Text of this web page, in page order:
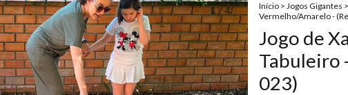
1/4 Início > Jogos Gigantes >
Vermelho/Amarelo -
Jogo de
Tabuleiro
023)